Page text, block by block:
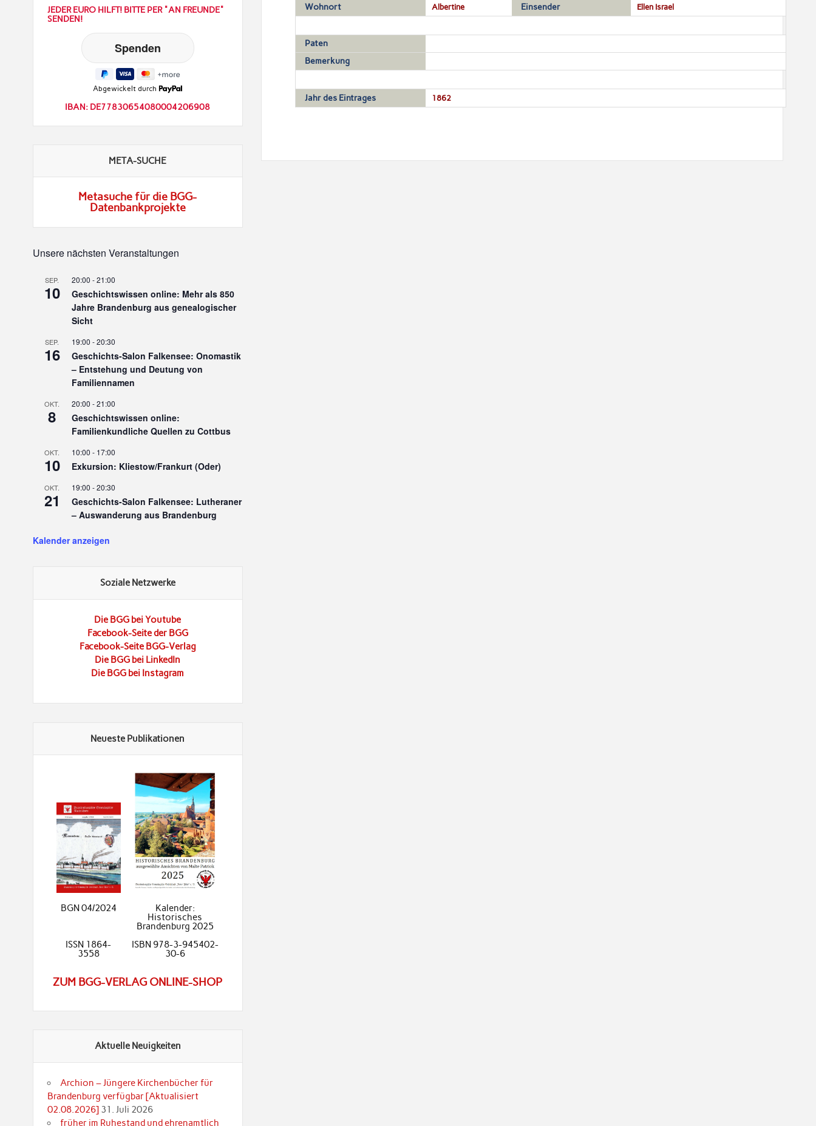
Wohnort Albertine Einsender Ellen Israel
Paten
Bemerkung
Jahr des Eintrages 1862
JEDER EURO HILFT! BITTE PER "AN FREUNDE"
SENDEN!
Abgewickelt durch
IBAN: DE77830654080004206908
META-SUCHE
Metasuche für die BGG-
Datenbankprojekte
Unsere nächsten Veranstaltungen
SEP.
10
20:00 -21:00
Geschichtswissen online: Mehr als 850
Jahre Brandenburg aus genealogischer
Sicht
SEP.
16
19:00 -20:30
Geschichts-Salon Falkensee: Onomastik
– Entstehung und Deutung von
Familiennamen
OKT.
8
20:00 -21:00
Geschichtswissen online:
Familienkundliche Quellen zu Cottbus
OKT.
10
10:00 - 17:00
Exkursion: Kliestow/Frankurt (Oder)
OKT.
21
19:00 -20:30
Geschichts-Salon Falkensee: Lutheraner
– Auswanderung aus Brandenburg
Kalender anzeigen
Soziale Netzwerke
Die BGG bei Youtube
Facebook-Seite der BGG
Facebook-Seite BGG-Verlag
Die BGG bei LinkedIn
Die BGG bei Instagram
Neueste Publikationen
BGN 04/2024
Kalender:
Historisches
Brandenburg 2025
ISSN 1864-
3558
ISBN 978-3-945402-
30-6
ZUM BGG-VERLAG ONLINE-SHOP
Aktuelle Neuigkeiten
Archion – Jüngere Kirchenbücher für
Brandenburg verfügbar [Aktualisiert
02.08.2026] 31. Juli 2026
früher im Ruhestand und ehrenamtlich